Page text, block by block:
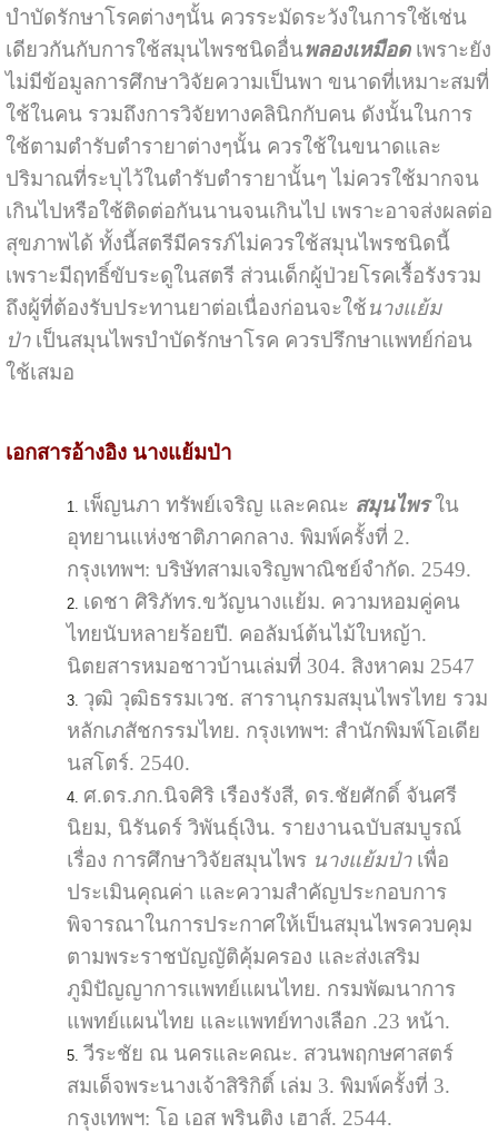
บำบัดรักษาโรคต่างๆนั้น ควรระมัดระวังในการใช้เช่น
เดียวกันกับการใช้สมุนไพรชนิดอื่นพลองเหมือดเพราะยัง
ไม่มีข้อมูลการศึกษาวิจัยความเป็นพา ขนาดที่เหมาะสมที่
ใช้ในคน รวมถึงการวิจัยทางคลินิกกับคน ดังนั้นในการ
ใช้ตามตำรับตำรายาต่างๆนั้น ควรใช้ในขนาดและ
ปริมาณที่ระบุไว้ในตำรับตำรายานั้นๆ ไม่ควรใช้มากจน
เกินไปหรือใช้ติดต่อกันนานจนเกินไป เพราะอาจส่งผลต่อ
สุขภาพได้ ทั้งนี้สตรีมีครรภ์ไม่ควรใช้สมุนไพรชนิดนี้
เพราะมีฤทธิ์ขับระดูในสตรี ส่วนเด็กผู้ป่วยโรคเรื้อรังรวม
ถึงผู้ที่ต้องรับประทานยาต่อเนื่องก่อนจะใช้นางแย้ม
ป่า เป็นสมุนไพรบำบัดรักษาโรค ควรปรึกษาแพทย์ก่อน
ใช้เสมอ
เอกสารอ้างอิง นางแย้มป่า
เพ็ญนภา ทรัพย์เจริญ และคณะ สมุนไพร ใน
อุทยานแห่งชาติภาคกลาง. พิมพ์ครั้งที่ 2.
กรุงเทพฯ: บริษัทสามเจริญพาณิชย์จำกัด. 2549.
เดชา ศิริภัทร.ขวัญนางแย้ม. ความหอมคู่คน
ไทยนับหลายร้อยปี. คอลัมน์ต้นไม้ใบหญ้า.
นิตยสารหมอชาวบ้านเล่มที่ 304. สิงหาคม 2547
วุฒิ วุฒิธรรมเวช. สารานุกรมสมุนไพรไทย รวม
หลักเภสัชกรรมไทย. กรุงเทพฯ: สำนักพิมพ์โอเดีย
นสโตร์. 2540.
ศ.ดร.ภก.นิจศิริ เรืองรังสี, ดร.ชัยศักดิ์ จันศรี
นิยม, นิรันดร์ วิพันธุ์เงิน. รายงานฉบับสมบูรณ์
เรื่อง การศึกษาวิจัยสมุนไพร นางแย้มป่า เพื่อ
ประเมินคุณค่า และความสำคัญประกอบการ
พิจารณาในการประกาศให้เป็นสมุนไพรควบคุม
ตามพระราชบัญญัติคุ้มครอง และส่งเสริม
ภูมิปัญญาการแพทย์แผนไทย. กรมพัฒนาการ
แพทย์แผนไทย และแพทย์ทางเลือก .23 หน้า.
วีระชัย ณ นครและคณะ. สวนพฤกษศาสตร์
สมเด็จพระนางเจ้าสิริกิติ์ เล่ม 3. พิมพ์ครั้งที่ 3.
กรุงเทพฯ: โอ เอส พรินติง เฮาส์. 2544.